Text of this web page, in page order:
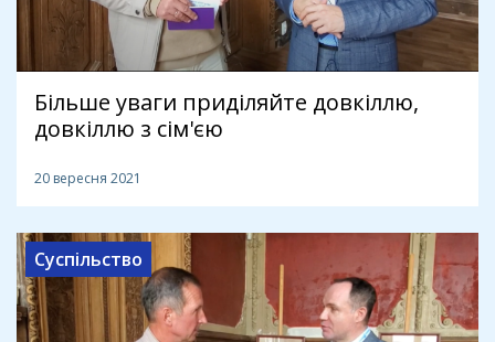
Більше уваги приділяйте довкіллю,
довкіллю з сім'єю
20 вересня 2021
Суспільство